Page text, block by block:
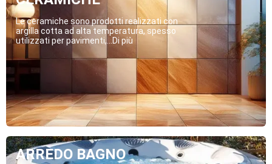
Le ceramiche sono prodotti realizzati con
argilla cotta ad alta temperatura, spesso
utilizzati per pavimenti,...Di più
ARREDO BAGNO